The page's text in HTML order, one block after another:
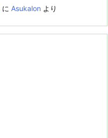
に Asukalon より